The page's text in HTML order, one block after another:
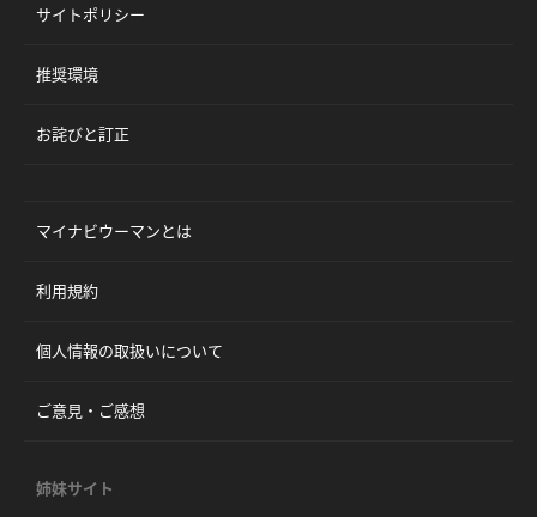
サイトポリシー
推奨環境
お詫びと訂正
マイナビウーマンとは
利用規約
個人情報の取扱いについて
ご意見・ご感想
姉妹サイト